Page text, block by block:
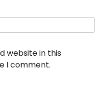
website in this
I comment.